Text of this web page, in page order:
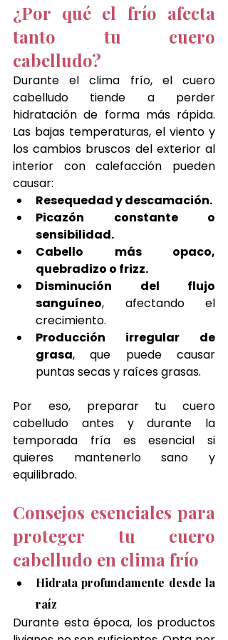
¿Por qué el frío afecta
tanto tu cuero
cabelludo?
Durante el clima frío, el cuero
cabelludo tiende a perder
hidratación de forma más rápida.
Las bajas temperaturas, el viento y
los cambios bruscos del exterior al
interior con calefacción pueden
causar:
Resequedad y descamación.
Picazón constante o
sensibilidad.
Cabello más opaco,
quebradizo o frizz.
Disminución del flujo
sanguíneo, afectando el
crecimiento.
Producción irregular de
grasa, que puede causar
puntas secas y raíces grasas.
Por eso, preparar tu cuero
cabelludo antes y durante la
temporada fría es esencial si
quieres mantenerlo sano y
equilibrado.
Consejos esenciales para
proteger tu cuero
cabelludo en clima frío
Hidrata profundamente desde la
raíz
Durante esta época, los productos